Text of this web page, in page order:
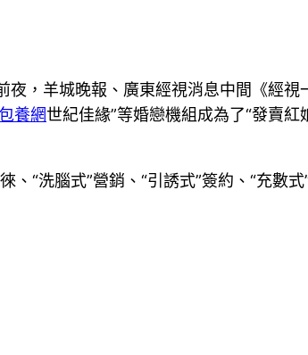
，羊城晚報、廣東經視消息中間《經
養網世紀佳緣”等婚戀機組成為了“發賣
“洗腦式”營銷、“引誘式”簽約、“充數